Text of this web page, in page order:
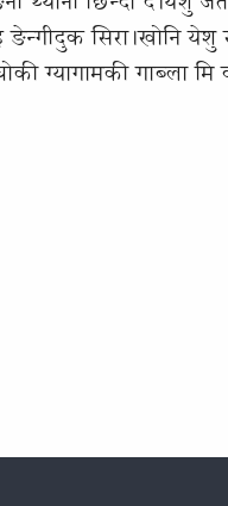
सिरा।खोनि येशु
ग्यागामकी गाब्ला